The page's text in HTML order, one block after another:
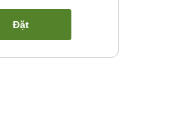
Đặt